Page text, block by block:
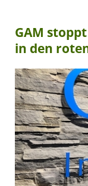
GAM
in den